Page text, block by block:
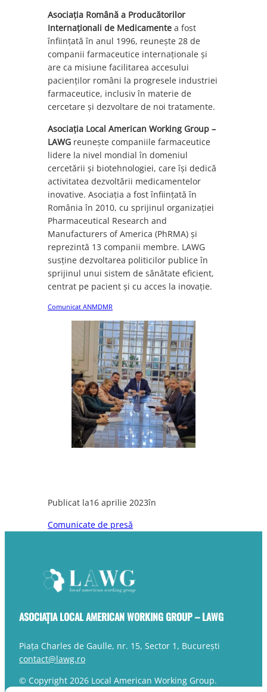
Asociația Română a Producătorilor
Internaționali de Medicamente a fost
înființată în anul 1996, reunește 28 de
companii farmaceutice internaționale și
are ca misiune facilitarea accesului
pacienților români la progresele industriei
farmaceutice, inclusiv în materie de
cercetare și dezvoltare de noi tratamente.
Asociația Local American Working Group –
LAWG reunește companiile farmaceutice
lidere la nivel mondial în domeniul
cercetării și biotehnologiei, care își dedică
activitatea dezvoltării medicamentelor
inovative. Asociația a fost înființată în
România în 2010, cu sprijinul organizației
Pharmaceutical Research and
Manufacturers of America (PhRMA) și
reprezintă 13 companii membre. LAWG
susține dezvoltarea politicilor publice în
sprijinul unui sistem de sănătate eficient,
centrat pe pacient și cu acces la inovație.
Comunicat ANMDMR
Publicat la16 aprilie 2023în
Comunicate de presă
ASOCIAȚIA LOCAL AMERICAN WORKING GROUP – LAWG
Piața Charles de Gaulle, nr. 15, Sector 1, București
contact@lawg.ro
© Copyright 2026 Local American Working Group.